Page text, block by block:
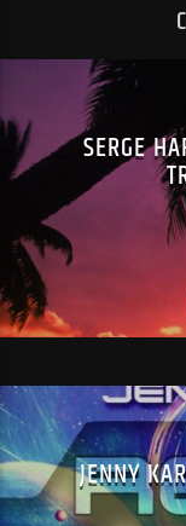
SERGE
JENNY